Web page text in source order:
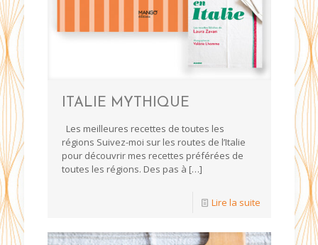
ITALIE MYTHIQUE
Les meilleures recettes de toutes les
régions Suivez-moi sur les routes de l’Italie
pour découvrir mes recettes préférées de
toutes les régions. Des pas à […]
Lire la suite